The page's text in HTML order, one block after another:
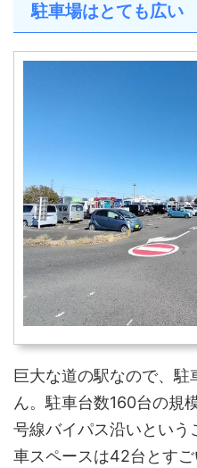
駐車場はとても広い
巨大な道の駅なので、
ん。駐車台数160台の規
号線バイパス沿いという
車スペースは42台とすご